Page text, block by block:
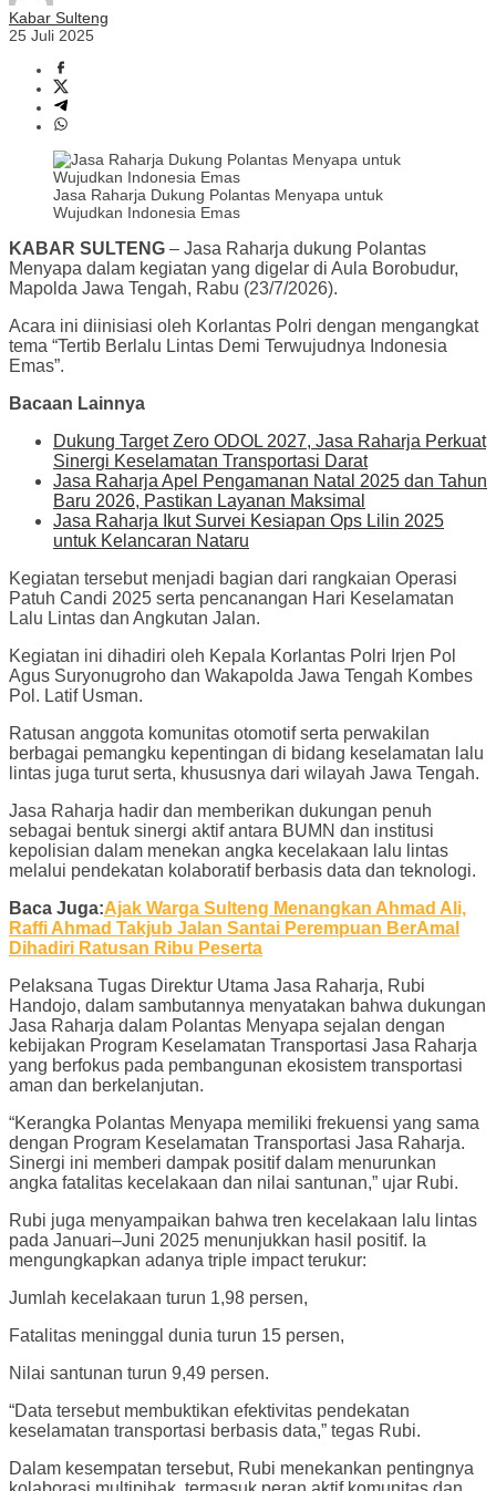
Kabar Sulteng
25 Juli 2025
Jasa Raharja Dukung Polantas Menyapa untuk
Wujudkan Indonesia Emas
KABAR SULTENG – Jasa Raharja dukung Polantas
Menyapa dalam kegiatan yang digelar di Aula Borobudur,
Mapolda Jawa Tengah, Rabu (23/7/2026).
Acara ini diinisiasi oleh Korlantas Polri dengan mengangkat
tema “Tertib Berlalu Lintas Demi Terwujudnya Indonesia
Emas”.
Bacaan Lainnya
Dukung Target Zero ODOL 2027, Jasa Raharja Perkuat
Sinergi Keselamatan Transportasi Darat
Jasa Raharja Apel Pengamanan Natal 2025 dan Tahun
Baru 2026, Pastikan Layanan Maksimal
Jasa Raharja Ikut Survei Kesiapan Ops Lilin 2025
untuk Kelancaran Nataru
Kegiatan tersebut menjadi bagian dari rangkaian Operasi
Patuh Candi 2025 serta pencanangan Hari Keselamatan
Lalu Lintas dan Angkutan Jalan.
Kegiatan ini dihadiri oleh Kepala Korlantas Polri Irjen Pol
Agus Suryonugroho dan Wakapolda Jawa Tengah Kombes
Pol. Latif Usman.
Ratusan anggota komunitas otomotif serta perwakilan
berbagai pemangku kepentingan di bidang keselamatan lalu
lintas juga turut serta, khususnya dari wilayah Jawa Tengah.
Jasa Raharja hadir dan memberikan dukungan penuh
sebagai bentuk sinergi aktif antara BUMN dan institusi
kepolisian dalam menekan angka kecelakaan lalu lintas
melalui pendekatan kolaboratif berbasis data dan teknologi.
Baca Juga:Ajak Warga Sulteng Menangkan Ahmad Ali,
Raffi Ahmad Takjub Jalan Santai Perempuan BerAmal
Dihadiri Ratusan Ribu Peserta
Pelaksana Tugas Direktur Utama Jasa Raharja, Rubi
Handojo, dalam sambutannya menyatakan bahwa dukungan
Jasa Raharja dalam Polantas Menyapa sejalan dengan
kebijakan Program Keselamatan Transportasi Jasa Raharja
yang berfokus pada pembangunan ekosistem transportasi
aman dan berkelanjutan.
“Kerangka Polantas Menyapa memiliki frekuensi yang sama
dengan Program Keselamatan Transportasi Jasa Raharja.
Sinergi ini memberi dampak positif dalam menurunkan
angka fatalitas kecelakaan dan nilai santunan,” ujar Rubi.
Rubi juga menyampaikan bahwa tren kecelakaan lalu lintas
pada Januari–Juni 2025 menunjukkan hasil positif. Ia
mengungkapkan adanya triple impact terukur:
Jumlah kecelakaan turun 1,98 persen,
Fatalitas meninggal dunia turun 15 persen,
Nilai santunan turun 9,49 persen.
“Data tersebut membuktikan efektivitas pendekatan
keselamatan transportasi berbasis data,” tegas Rubi.
Dalam kesempatan tersebut, Rubi menekankan pentingnya